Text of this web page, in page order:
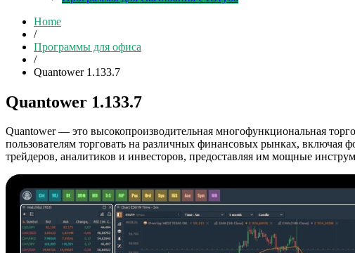
Home
/
Программы для офиса
/
Quantower 1.133.7
Quantower 1.133.7
Quantower — это высокопроизводительная многофункциональная
пользователям торговать на различных финансовых рынках, включая
трейдеров, аналитиков и инвесторов, предоставляя им мощные